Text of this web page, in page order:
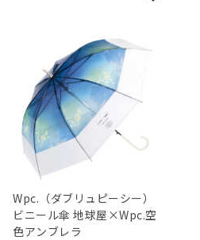
Wpc.（ダブリュピーシー）
ビニール傘 地球屋×Wpc.空
色アンブレラ